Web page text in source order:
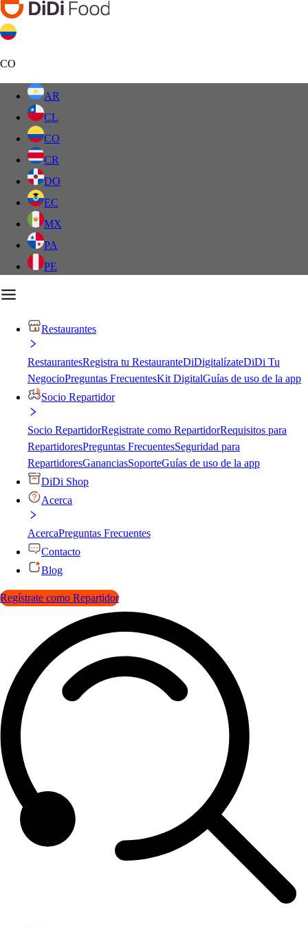
CO
AR
CL
CO
CR
DO
EC
MX
PA
PE
Restaurantes
RestaurantesRegistra tu RestauranteDiDigitalízateDiDi Tu
NegocioPreguntas FrecuentesKit DigitalGuías de uso de la app
Socio Repartidor
Socio RepartidorRegistrate como RepartidorRequisitos para
RepartidoresPreguntas FrecuentesSeguridad para
RepartidoresGananciasSoporteGuías de uso de la app
DiDi Shop
Acerca
AcercaPreguntas Frecuentes
Contacto
Blog
Regístrate como Repartidor